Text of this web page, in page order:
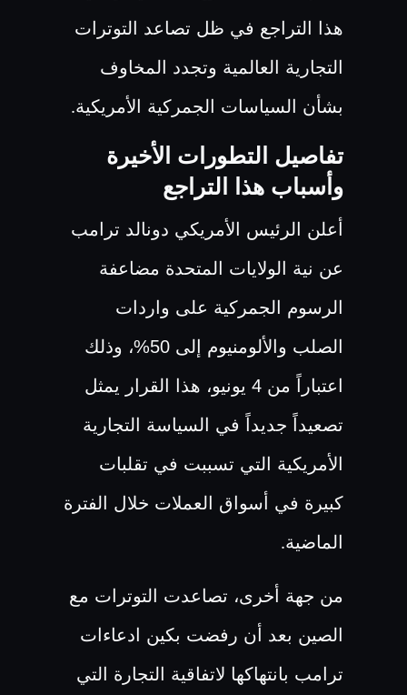
هذا التراجع في ظل تصاعد التوترات
التجارية العالمية وتجدد المخاوف
بشأن السياسات الجمركية الأمريكية.
تفاصيل التطورات الأخيرة
وأسباب هذا التراجع
أعلن الرئيس الأمريكي دونالد ترامب
عن نية الولايات المتحدة مضاعفة
الرسوم الجمركية على واردات
الصلب والألومنيوم إلى 50%، وذلك
اعتباراً من 4 يونيو، هذا القرار يمثل
تصعيداً جديداً في السياسة التجارية
الأمريكية التي تسببت في تقلبات
كبيرة في أسواق العملات خلال الفترة
الماضية.
من جهة أخرى، تصاعدت التوترات مع
الصين بعد أن رفضت بكين ادعاءات
ترامب بانتهاكها لاتفاقية التجارة التي